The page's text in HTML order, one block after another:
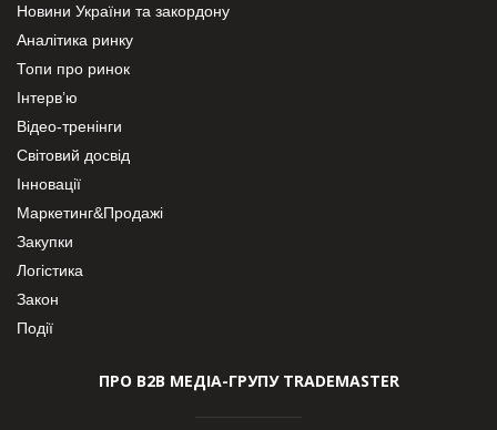
Новини України та закордону
Аналітика ринку
Топи про ринок
Інтерв’ю
Відео-тренінги
Світовий досвід
Інновації
Маркетинг&Продажі
Закупки
Логістика
Закон
Події
ПРО В2В МЕДІА-ГРУПУ TRADEMASTER